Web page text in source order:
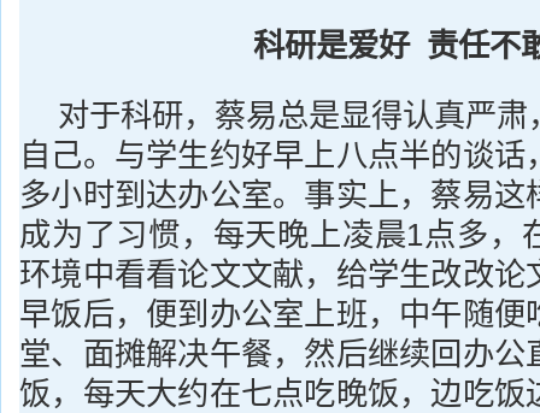
科研是爱好 责任不
对于科研，蔡易总是显得认真严
自己。与学生约好早上八点半的谈话
多小时到达办公室。事实上，蔡易这
成为了习惯，每天晚上凌晨1点多，
环境中看看论文文献，给学生改改论
早饭后，便到办公室上班，中午随便
堂、面摊解决午餐，然后继续回办公
饭，每天大约在七点吃晚饭，边吃饭